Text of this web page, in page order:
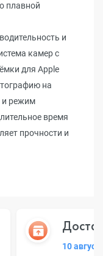
плавной
и
камер с
для Apple
на
и режим
время
прочности и
10